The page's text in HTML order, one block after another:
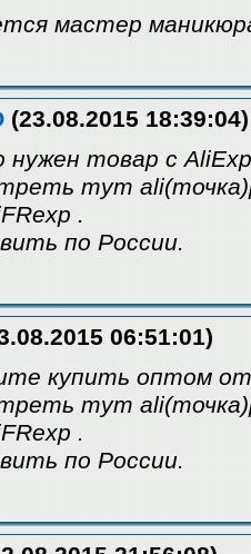
мастер
(23.08.2015 18:39:04)
нужен товар с
тут
.
по России.
06:51:01)
купить оптом
тут
.
по России.